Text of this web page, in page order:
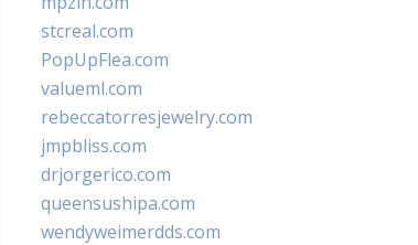
stcreal.com
PopUpFlea.com
valueml.com
rebeccatorresjewelry.com
jmpbliss.com
drjorgerico.com
queensushipa.com
wendyweimerdds.com